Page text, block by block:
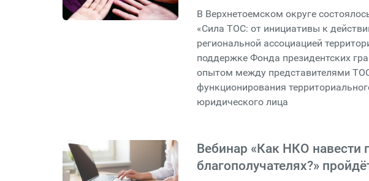
В Верхнетоемском округе
«Сила ТОС: от инициативы к
региональной ассоциацией
поддержке Фонда президентских
опытом между представителями
функционирования
юридического лица
Вебинар «Как НКО навести
благополучателях?»